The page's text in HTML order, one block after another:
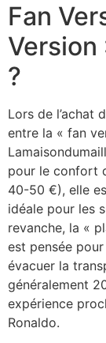
Fan
Version
?
Lors de l’achat
entre la « fan
pour le confort
40-50 €), elle
idéale pour les
revanche, la «
est pensée
évacuer la
généralement
expérience
Ronaldo.